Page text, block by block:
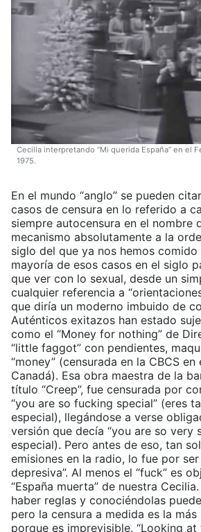
Cecilia interpretando “Mi querida España” en el
1975.
En el mundo “anglo” se pueden
casos de censura en lo referido a
siempre autocensura en el nombre
mecanismo absolutamente a la
siglo del que ya nos hemos comido
mayoría de esos casos en el siglo
que ver con lo sexual, desde un
cualquier referencia a
que diría un moderno imbuido de
Auténticos exitazos han estado
como el “Money for nothing” de
“little faggot” con pendientes,
“money” (censurada en la CBCS
Canadá). Esa obra maestra de la
título “Creep”, fue censurada por
“you are so fucking special” (eres
especial), llegándose a verse
versión que decía “you are so very
especial). Pero antes de eso, tan
emisiones en la radio, lo fue por ser
depresiva”. Al menos el “fuck” es
“España muerta” de nuestra
haber reglas y conociéndolas
pero la censura a medida es la
porque es imprevisible. “Looking